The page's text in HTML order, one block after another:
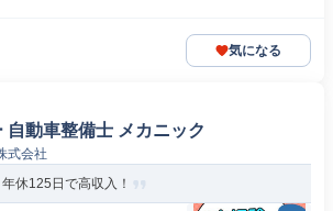
気になる
自動車整備士 メカニック
式会社
休125日で高収入！